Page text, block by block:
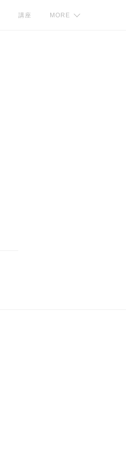
講座 MORE